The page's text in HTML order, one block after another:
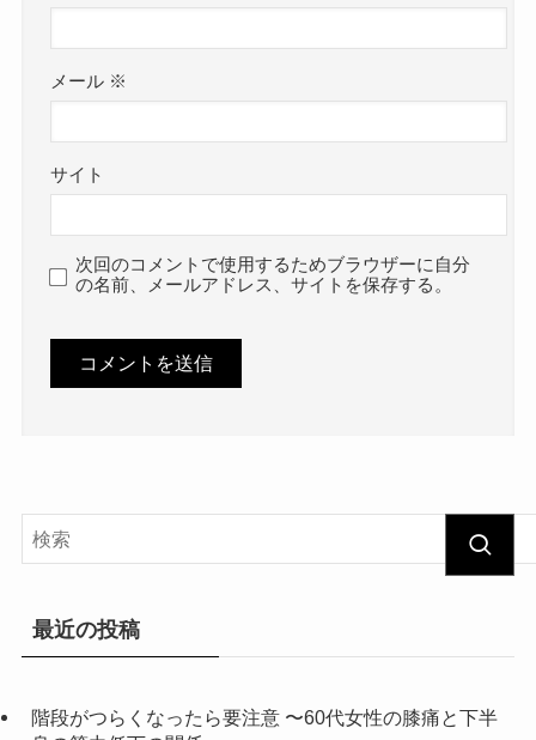
メール ※
サイト
次回のコメントで使用するためブラウザーに自分
の名前、メールアドレス、サイトを保存する。
最近の投稿
階段がつらくなったら要注意 〜60代女性の膝痛と下半